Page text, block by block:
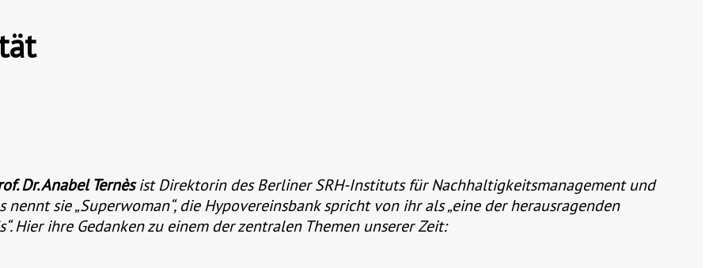
Dr. Anabel Ternèsist Direktorin des Berliner SRH-Instituts für Nachhaltigkeitsmanagement und
sie „Superwoman“, die Hypovereinsbank spricht von ihr als „eine der herausragenden
Hier ihre Gedanken zu einem der zentralen Themen unserer Zeit: